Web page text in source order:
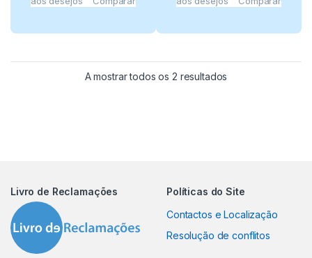
A mostrar todos os 2 resultados
Livro de Reclamações
Políticas do Site
Contactos e Localização
Resolução de conflitos